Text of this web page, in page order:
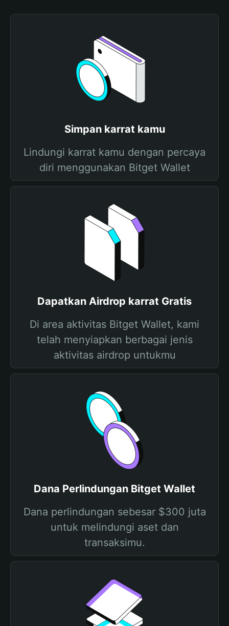
Simpan karrat kamu
Lindungi karrat kamu dengan percaya
diri menggunakan Bitget Wallet
Dapatkan Airdrop karrat Gratis
Di area aktivitas Bitget Wallet, kami
telah menyiapkan berbagai jenis
aktivitas airdrop untukmu
Dana Perlindungan Bitget Wallet
Dana perlindungan sebesar $300 juta
untuk melindungi aset dan
transaksimu.